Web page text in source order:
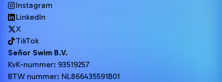
Instagram
LinkedIn
X
TikTok
Señor Swim B.V.
KvK-nummer: 93519257
BTW nummer: NL866435591B01